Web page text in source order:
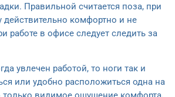
Правильной считается поза, при
действительно комфортно и не
работе в офисе следует следить за
увлечен работой, то ноги так и
или удобно расположиться одна на